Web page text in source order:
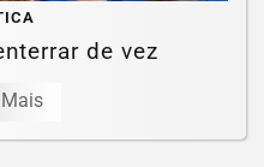
de vez